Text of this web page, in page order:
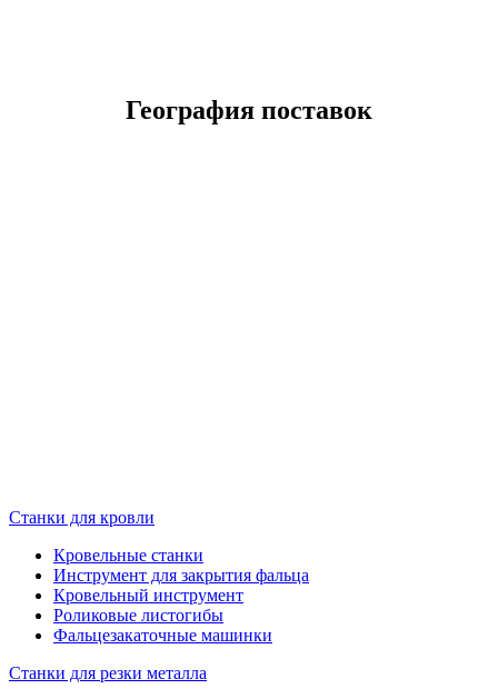
География поставок
Станки для кровли
Кровельные станки
Инструмент для закрытия фальца
Кровельный инструмент
Роликовые листогибы
Фальцезакаточные машинки
Станки для резки металла